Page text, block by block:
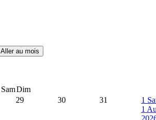
Aller au mois
SamDim
29 30 31 1
1